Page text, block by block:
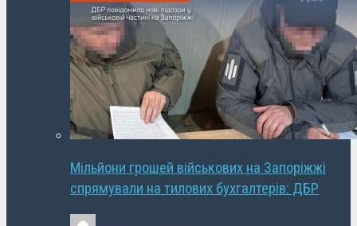
Мільйони грошей військових на Запоріжжі
спрямували на тилових бухгалтерів: ДБР